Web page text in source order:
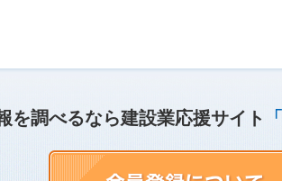
を調べるなら建設業応援サイト